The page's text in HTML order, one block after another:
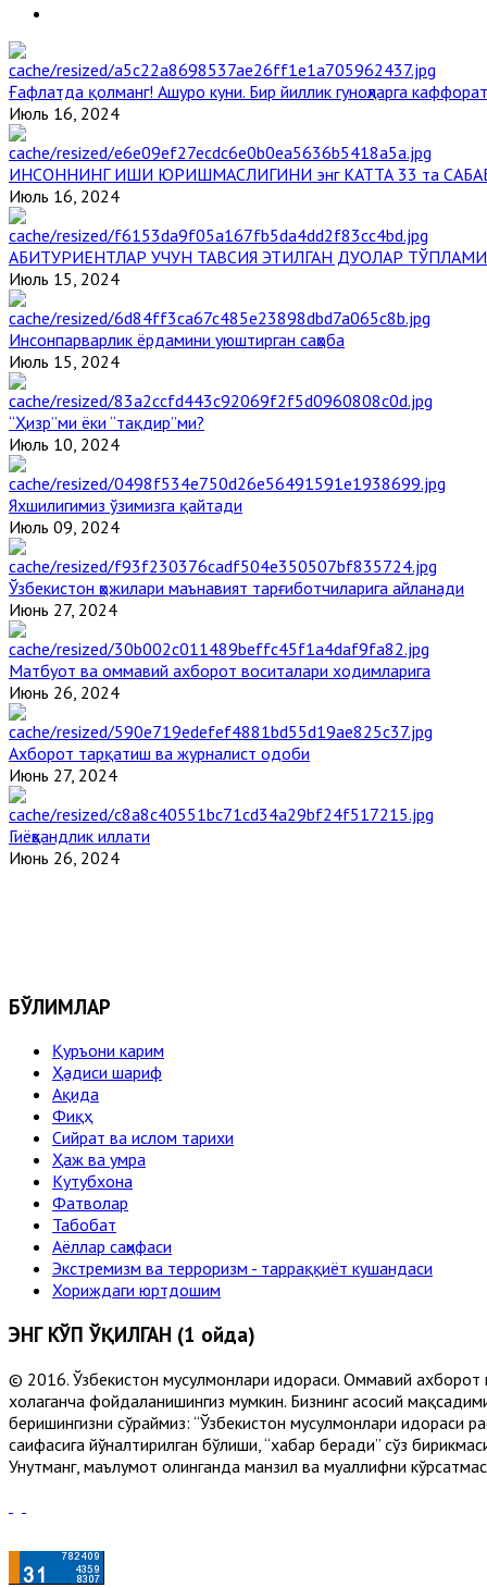
Ғафлатда қолманг! Ашуро куни. Бир йиллик гуноҳларга
Июль 16, 2024
ИНСОННИНГ ИШИ ЮРИШМАСЛИГИНИ энг КАТТА 33 та
Июль 16, 2024
АБИТУРИЕНТЛАР УЧУН ТАВСИЯ ЭТИЛГАН ДУОЛАР ТЎПЛАМИ
Июль 15, 2024
Инсонпарварлик ёрдамини уюштирган саҳоба
Июль 15, 2024
“Ҳизр”ми ёки “тақдир”ми?
Июль 10, 2024
Яхшилигимиз ўзимизга қайтади
Июль 09, 2024
Ўзбекистон ҳожилари маънавият тарғиботчиларига айланади
Июнь 27, 2024
Матбуот ва оммавий ахборот воситалари ходимларига
Июнь 26, 2024
Ахборот тарқатиш ва журналист одоби
Июнь 27, 2024
Гиёҳвандлик иллати
Июнь 26, 2024
БЎЛИМЛАР
Қуръони карим
Ҳадиси шариф
Ақида
Фиқҳ
Сийрат ва ислом тарихи
Ҳаж ва умра
Кутубхона
Фатволар
Табобат
Аёллар саҳифаси
Экстремизм ва терроризм - тарраққиёт кушандаси
Хориждаги юртдошим
ЭНГ КЎП ЎҚИЛГАН (1 ойда)
© 2016. Ўзбекистон мусулмонлари идораси. Оммавий ахборот
хоҳлаганча фойдаланишингиз мумкин. Бизнинг асосий
беришингизни сўраймиз: “Ўзбекистон мусулмонлари идораси
саҳифасига йўналтирилган бўлиши, “хабар беради” сўз
Унутманг, маълумот олинганда манзил ва муаллифни